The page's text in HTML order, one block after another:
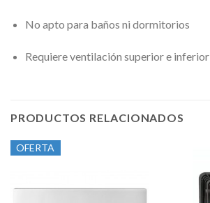
No apto para baños ni dormitorios
Requiere ventilación superior e inferior
PRODUCTOS RELACIONADOS
OFERTA